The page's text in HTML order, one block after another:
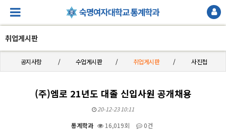
취업게시판
공지사항 수업게시판 취업게시판 사진첩
(주)엠로 21년도 대졸 신입사원 공개채용
20-12-23 10:11
통계학과 16,019회 0건